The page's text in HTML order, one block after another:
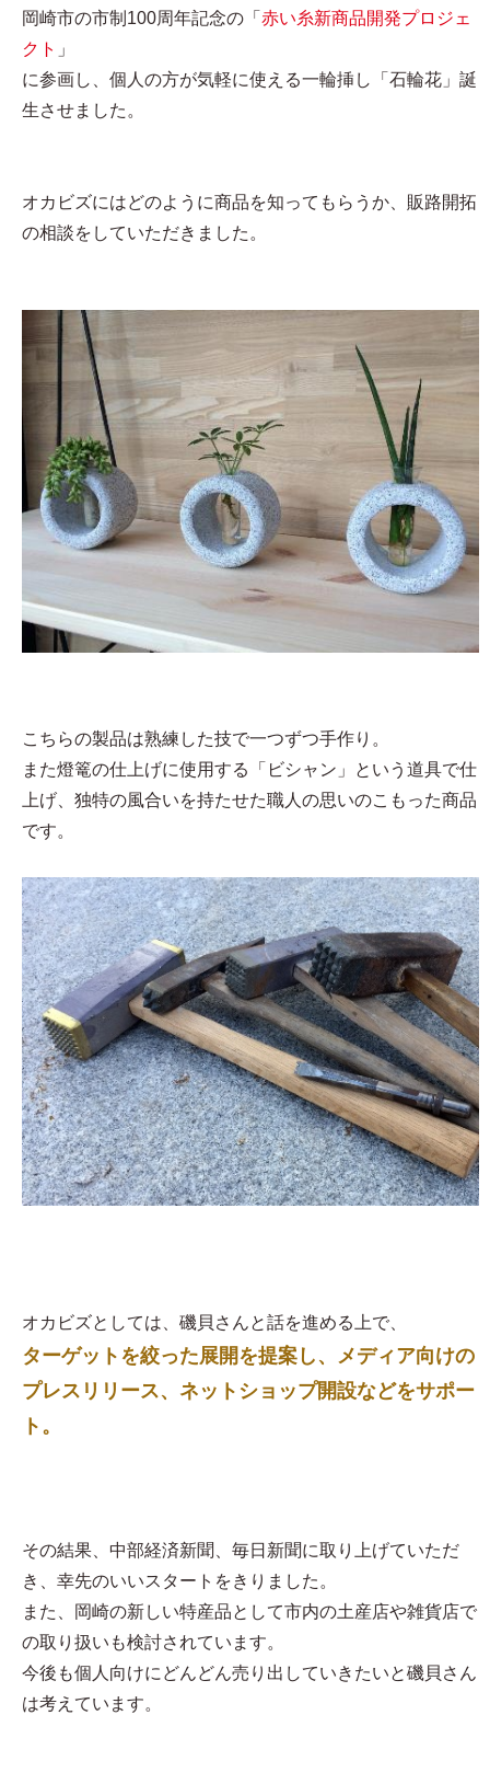
岡崎市の市制100周年記念の「 赤い糸新商品開発プロジェ
クト 」
に参画し、個人の方が気軽に使える一輪挿し「石輪花」誕
生させました。
オカビズにはどのように商品を知ってもらうか、販路開拓
の相談をしていただきました。
こちらの製品は熟練した技で一つずつ手作り。
また燈篭の仕上げに使用する「ビシャン」という道具で仕
上げ、独特の風合いを持たせた職人の思いのこもった商品
です。
オカビズとしては、磯貝さんと話を進める上で、
ターゲットを絞った展開を提案し、メディア向けの
プレスリリース、ネットショップ開設などをサポー
ト。
その結果、中部経済新聞、毎日新聞に取り上げていただ
き、幸先のいいスタートをきりました。
また、岡崎の新しい特産品として市内の土産店や雑貨店で
の取り扱いも検討されています。
今後も個人向けにどんどん売り出していきたいと磯貝さん
は考えています。